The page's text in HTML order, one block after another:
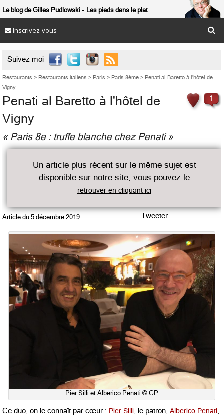
Le blog de Gilles Pudlowski Les pieds dans le plat
Inscrivez-vous
Suivez moi 
Restaurants > Restaurants italiens > Paris > Paris 8ème > Penati al Baretto à l'hôtel de
Vigny
1
Penati al Baretto à l'hôtel de
Vigny
« Paris 8e : truffe blanche chez Penati »
Un article plus récent sur le même sujet est
disponible sur notre site, vous pouvez le
retrouver en cliquant ici
Article du 5 décembre 2019 Tweeter
Pier Silli et Alberico Penati © GP
Ce duo, on le connaît par cœur : Pier Silli , le patron, Alberico Penati